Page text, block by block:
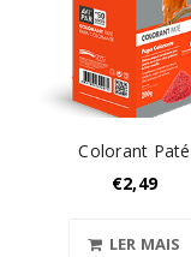
Colorant Paté
€2,49
LER MAIS